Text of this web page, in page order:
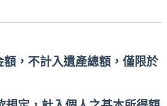
，不計入遺產總額，僅限於